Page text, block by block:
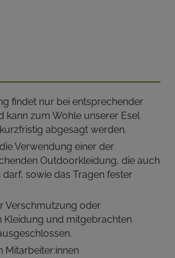
findet nur bei entsprechender
kann zum Wohle unserer Esel
abgesagt werden.
Verwendung einer der
Outdoorkleidung, die auch
sowie das Tragen fester
Verschmutzung oder
Kleidung und mitgebrachten
Mitarbeiter:innen